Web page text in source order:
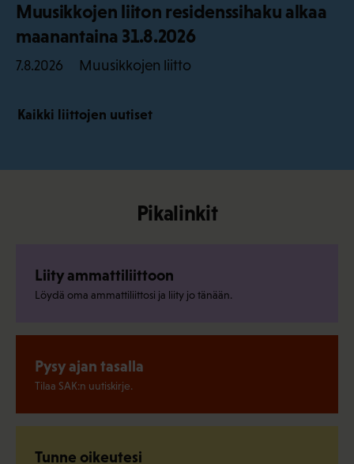
Muusikkojen liiton residenssihaku alkaa
maanantaina 31.8.2026
7.8.2026 Muusikkojen liitto
Kaikki liittojen uutiset
Pikalinkit
Liity ammattiliittoon
Löydä oma ammattiliittosi ja liity jo tänään.
Pysy ajan tasalla
Tilaa SAK:n uutiskirje.
Tunne oikeutesi